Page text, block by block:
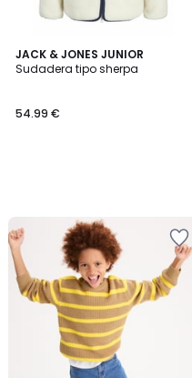
JACK & JONES JUNIOR
Sudadera tipo sherpa
54.99 €